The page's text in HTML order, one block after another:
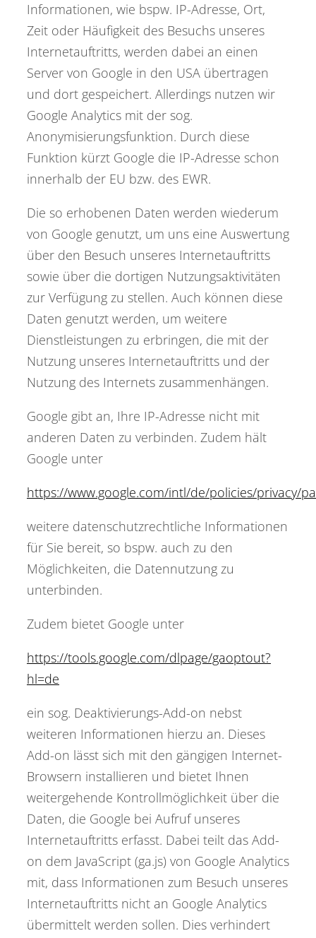
Informationen, wie bspw. IP-Adresse, Ort,
Zeit oder Häufigkeit des Besuchs unseres
Internetauftritts, werden dabei an einen
Server von Google in den USA übertragen
und dort gespeichert. Allerdings nutzen wir
Google Analytics mit der sog.
Anonymisierungsfunktion. Durch diese
Funktion kürzt Google die IP-Adresse schon
innerhalb der EU bzw. des EWR.
Die so erhobenen Daten werden wiederum
von Google genutzt, um uns eine Auswertung
über den Besuch unseres Internetauftritts
sowie über die dortigen Nutzungsaktivitäten
zur Verfügung zu stellen. Auch können diese
Daten genutzt werden, um weitere
Dienstleistungen zu erbringen, die mit der
Nutzung unseres Internetauftritts und der
Nutzung des Internets zusammenhängen.
Google gibt an, Ihre IP-Adresse nicht mit
anderen Daten zu verbinden. Zudem hält
Google unter
https://www.google.com/intl/de/policies/privacy/
weitere datenschutzrechtliche Informationen
für Sie bereit, so bspw. auch zu den
Möglichkeiten, die Datennutzung zu
unterbinden.
Zudem bietet Google unter
https://tools.google.com/dlpage/gaoptout?
hl=de
ein sog. Deaktivierungs-Add-on nebst
weiteren Informationen hierzu an. Dieses
Add-on lässt sich mit den gängigen Internet-
Browsern installieren und bietet Ihnen
weitergehende Kontrollmöglichkeit über die
Daten, die Google bei Aufruf unseres
Internetauftritts erfasst. Dabei teilt das Add-
on dem JavaScript (ga.js) von Google Analytics
mit, dass Informationen zum Besuch unseres
Internetauftritts nicht an Google Analytics
übermittelt werden sollen. Dies verhindert